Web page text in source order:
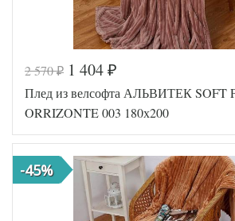
Код товара
546-307
Артикул
AL200092
5593975
покрывала
Ткань
Велсофт
Производитель АльВиТек
(Россия)
2 570₽ 1 404 ₽
Плед из велсофта АЛЬВИТЕК SOFT
ORRIZONTE 003 180х200
-45%